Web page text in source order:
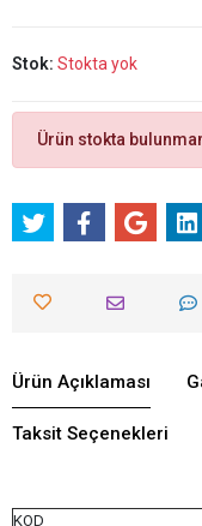
Stok: Stokta yok
Ürün stokta
Ürün Açıklaması
Taksit Seçenekleri
KOD